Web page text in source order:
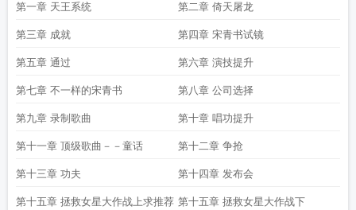
四大天王 狄仁杰四大天王 al眼镜龙头股票四大天王八大天王
王 和平四大天王 大天王高见 大天王中女主角
汪苏泷许嵩四大天王
极北之地三大天王香港四大天王是哪四大天王
诺克四大天王
赴山海朱大天王 四大天王是哪四大天王魔礼青四大天王
戏四大天王潘家园四大天王 力王之监狱四大天王以下哪几种毒品是暗黑四大天
四大天王四大天王分别是哪四大天王 大天王菩萨 四大天王毁约
第一章 天王系统 第二章 倚天屠龙
第三章 成就 第四章 宋青书试镜
第五章 通过 第六章 演技提升
第七章 不一样的宋青书 第八章 公司选择
第九章 录制歌曲 第十章 唱功提升
第十一章 顶级歌曲－－童话 第十二章 争抢
第十三章 功夫 第十四章 发布会
第十五章 拯救女星大作战上求推荐 第十五章 拯救女星大作战下